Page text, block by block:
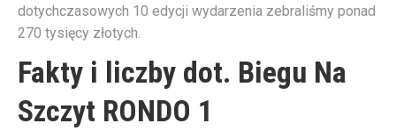
dotychczasowych 10 edycji wydarzenia zebraliśmy ponad
270 tysięcy złotych.
Fakty i liczby dot. Biegu Na
Szczyt RONDO 1